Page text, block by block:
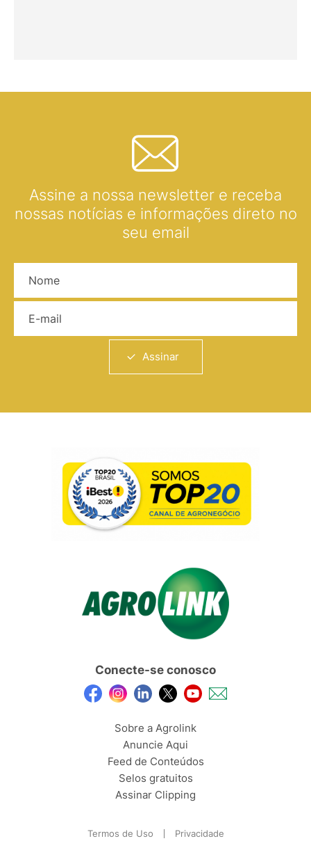
Assine a nossa newsletter e receba
nossas notícias e informações direto no
seu email
Assinar
Conecte-se conosco
Sobre a Agrolink
Anuncie Aqui
Feed de Conteúdos
Selos gratuitos
Assinar Clipping
Termos de Uso Privacidade